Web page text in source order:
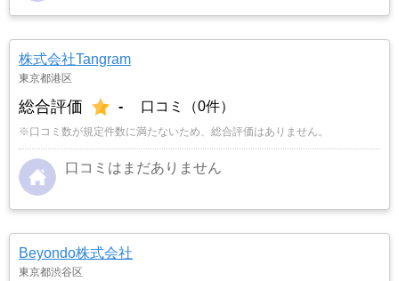
株式会社Tangram
東京都港区
総合評価 - 口コミ（0件）
※口コミ数が規定件数に満たないため、総合評価はありません。
口コミはまだありません
Beyondo株式会社
東京都渋谷区